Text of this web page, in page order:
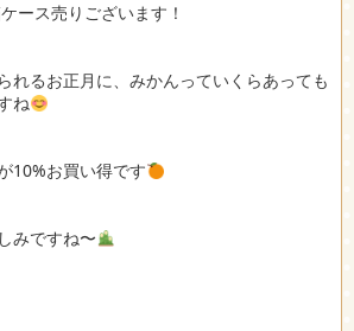
ース売りございます！
れるお正月に、みかんっていくらあっても
ね
10%お買い得です
みですね〜